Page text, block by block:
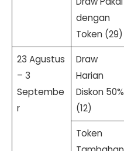
dengan
Token (29)
23 Agustus
– 3
Septembe
r
Draw
Harian
Diskon 50%
(12)
Token